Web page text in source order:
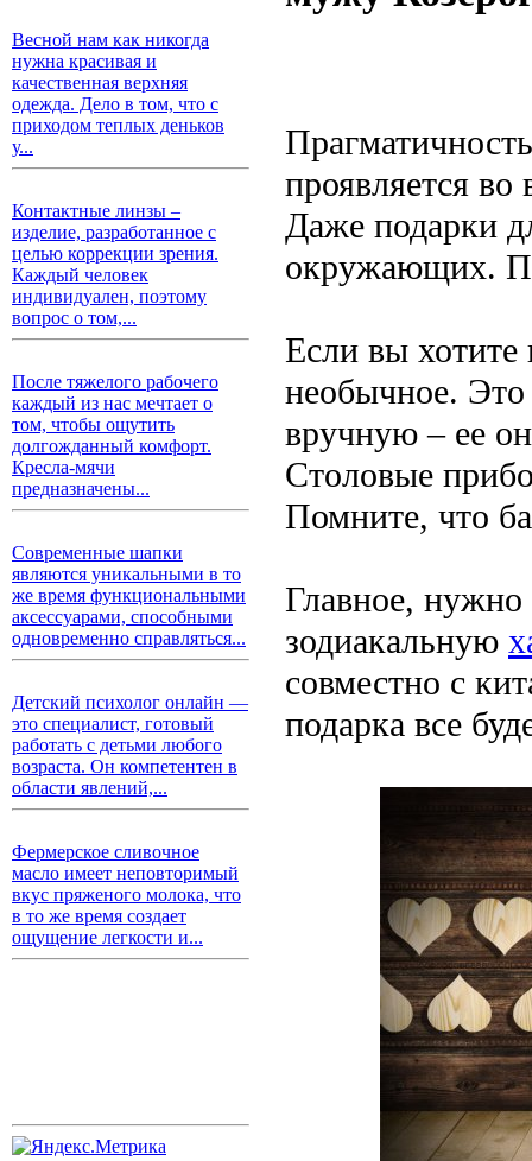
Весной нам как никогда
нужна красивая и
качественная верхняя
одежда. Дело в том, что с
приходом теплых деньков
у...
Контактные линзы –
изделие, разработанное с
целью коррекции зрения.
Каждый человек
индивидуален, поэтому
вопрос о том,...
После тяжелого рабочего
каждый из нас мечтает о
том, чтобы ощутить
долгожданный комфорт.
Кресла-мячи
предназначены...
Современные шапки
являются уникальными в то
же время функциональными
аксессуарами, способными
одновременно справляться...
Детский психолог онлайн —
это специалист, готовый
работать с детьми любого
возраста. Он компетентен в
области явлений,...
Фермерское сливочное
масло имеет неповторимый
вкус пряженого молока, что
в то же время создает
ощущение легкости и...
проявляется во
Даже подарки
окружающих.
Если вы хотите
необычное. Это
вручную – ее
Столовые
Помните, что
Главное, нужно
зодиакальную
совместно с
подарка все